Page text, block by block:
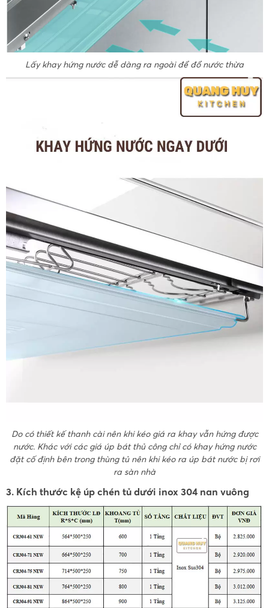
Lấy khay hứng nước dễ dàng ra ngoài để đổ nước thừa
Do có thiết kế thanh cài nên khi kéo giá ra khay vẫn hứng được
nước. Khác với các giá úp bát thủ công chỉ có khay hứng nước
đặt cố định bên trong thùng tủ nên khi kéo ra úp bát nước bị rơi
ra sàn nhà
3. Kích thước kệ úp chén tủ dưới inox 304 nan vuông